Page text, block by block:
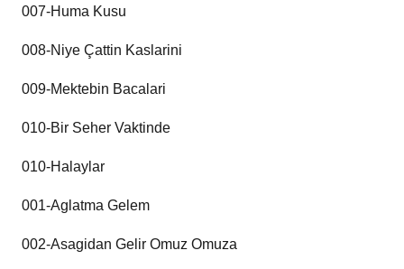
007-Huma Kusu
008-Niye Çattin Kaslarini
009-Mektebin Bacalari
010-Bir Seher Vaktinde
010-Halaylar
001-Aglatma Gelem
002-Asagidan Gelir Omuz Omuza